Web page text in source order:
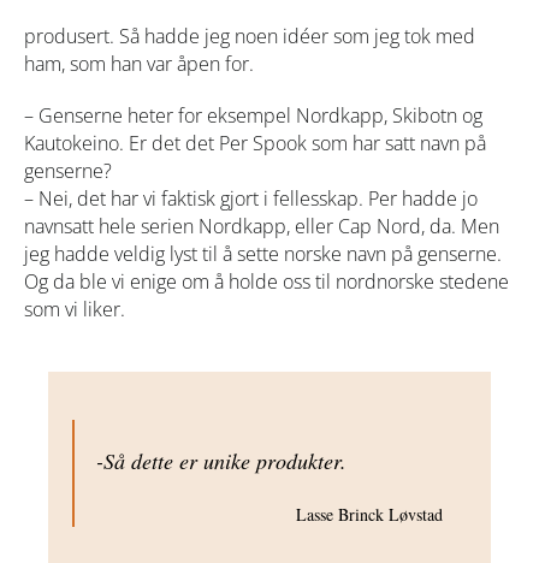
produsert. Så hadde jeg noen idéer som jeg tok med
ham, som han var åpen for.
– Genserne heter for eksempel Nordkapp, Skibotn og
Kautokeino. Er det det Per Spook som har satt navn på
genserne?
– Nei, det har vi faktisk gjort i fellesskap. Per hadde jo
navnsatt hele serien Nordkapp, eller Cap Nord, da. Men
jeg hadde veldig lyst til å sette norske navn på genserne.
Og da ble vi enige om å holde oss til nordnorske stedene
som vi liker.
-Så dette er unike produkter.
Lasse Brinck Løvstad